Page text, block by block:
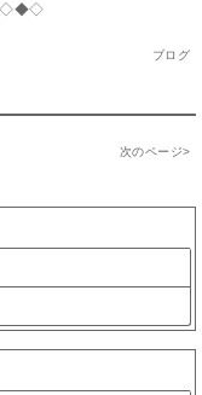
ブログ
次のページ>